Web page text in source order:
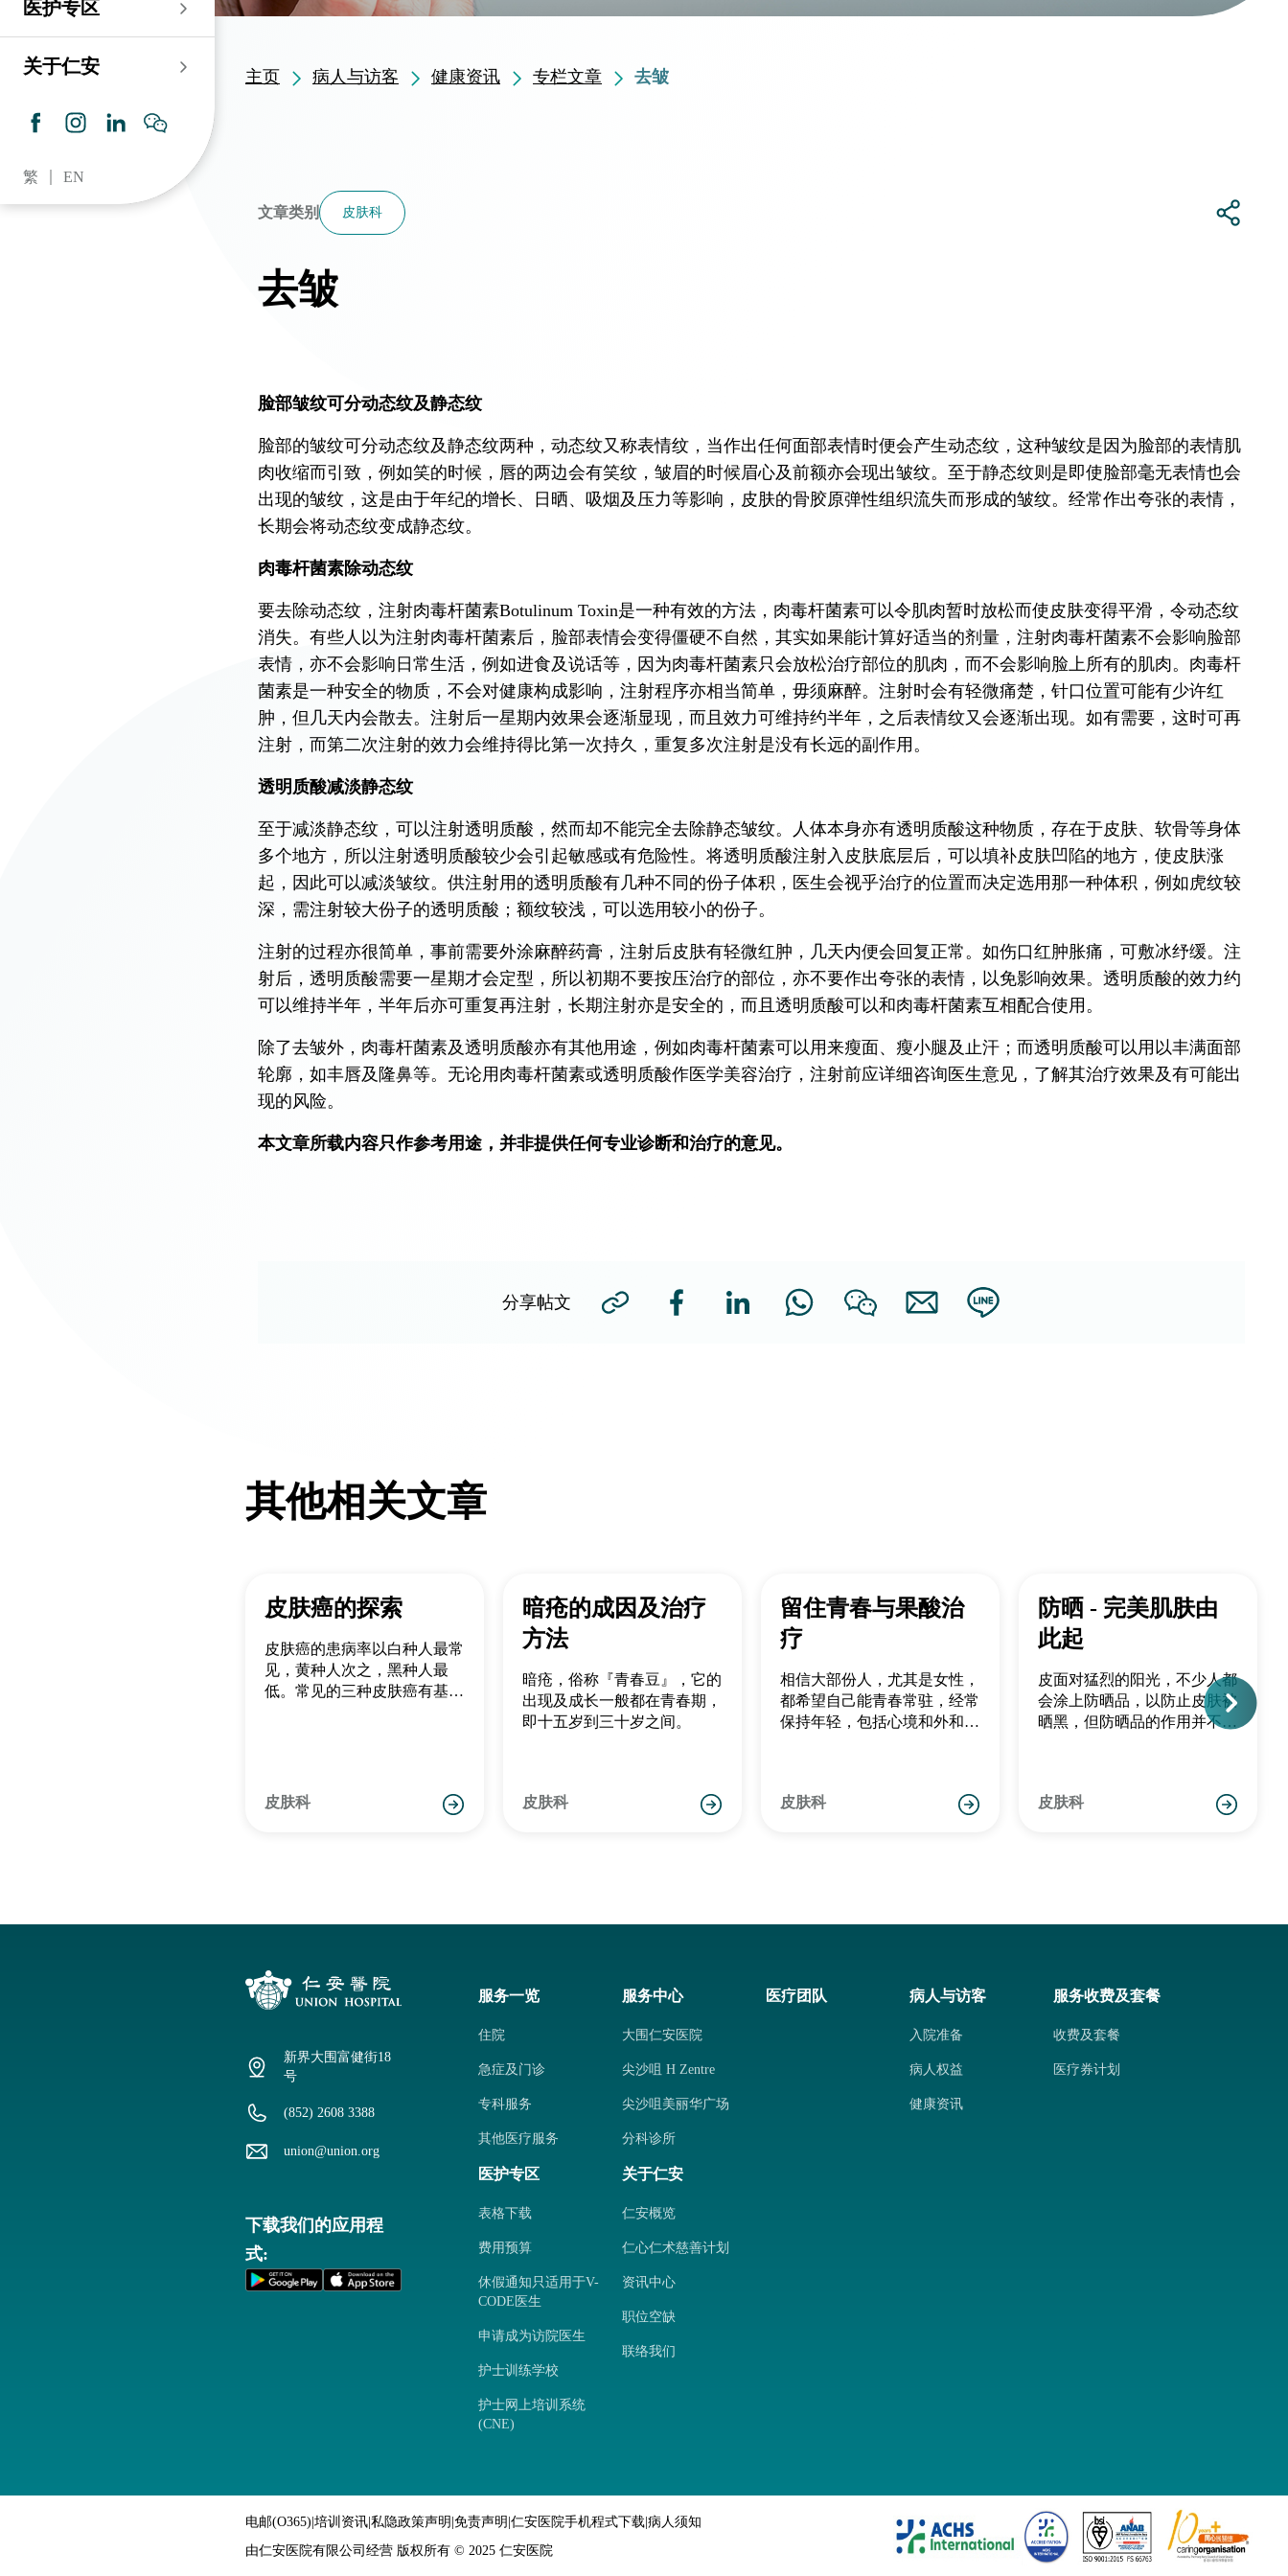
老人科
血液及血液肿瘤科
耳鼻喉科
儿科
心理卫生服务 / 精神科
伤口及造口专科护理服
药房​
内分泌及糖尿专科诊
仁安眼科中心
医护专区
关于仁安
繁 EN
主页 病人与访客 健康资讯 专栏文章 去皱
文章类别 皮肤科
去皱
脸部皱纹可分动态纹及静态纹
脸部的皱纹可分动态纹及静态纹两种，动态纹又称表情纹，当作出任何面部表情时便会产生动态纹，这种皱纹是因为脸部的表情肌
肉收缩而引致，例如笑的时候，唇的两边会有笑纹，皱眉的时候眉心及前额亦会现出皱纹。至于静态纹则是即使脸部毫无表情也会
出现的皱纹，这是由于年纪的增长、日晒、吸烟及压力等影响，皮肤的骨胶原弹性组织流失而形成的皱纹。经常作出夸张的表情，
长期会将动态纹变成静态纹。
肉毒杆菌素除动态纹
要去除动态纹，注射肉毒杆菌素Botulinum Toxin是一种有效的方法，肉毒杆菌素可以令肌肉暂时放松而使皮肤变得平滑，令动态纹
消失。有些人以为注射肉毒杆菌素后，脸部表情会变得僵硬不自然，其实如果能计算好适当的剂量，注射肉毒杆菌素不会影响脸部
表情，亦不会影响日常生活，例如进食及说话等，因为肉毒杆菌素只会放松治疗部位的肌肉，而不会影响脸上所有的肌肉。肉毒杆
菌素是一种安全的物质，不会对健康构成影响，注射程序亦相当简单，毋须麻醉。注射时会有轻微痛楚，针口位置可能有少许红
肿，但几天内会散去。注射后一星期内效果会逐渐显现，而且效力可维持约半年，之后表情纹又会逐渐出现。如有需要，这时可再
注射，而第二次注射的效力会维持得比第一次持久，重复多次注射是没有长远的副作用。
透明质酸减淡静态纹
至于减淡静态纹，可以注射透明质酸，然而却不能完全去除静态皱纹。人体本身亦有透明质酸这种物质，存在于皮肤、软骨等身体
多个地方，所以注射透明质酸较少会引起敏感或有危险性。将透明质酸注射入皮肤底层后，可以填补皮肤凹陷的地方，使皮肤涨
起，因此可以减淡皱纹。供注射用的透明质酸有几种不同的份子体积，医生会视乎治疗的位置而决定选用那一种体积，例如虎纹较
深，需注射较大份子的透明质酸；额纹较浅，可以选用较小的份子。
注射的过程亦很简单，事前需要外涂麻醉药膏，注射后皮肤有轻微红肿，几天内便会回复正常。如伤口红肿胀痛，可敷冰纾缓。注
射后，透明质酸需要一星期才会定型，所以初期不要按压治疗的部位，亦不要作出夸张的表情，以免影响效果。透明质酸的效力约
可以维持半年，半年后亦可重复再注射，长期注射亦是安全的，而且透明质酸可以和肉毒杆菌素互相配合使用。
除了去皱外，肉毒杆菌素及透明质酸亦有其他用途，例如肉毒杆菌素可以用来瘦面、瘦小腿及止汗；而透明质酸可以用以丰满面部
轮廓，如丰唇及隆鼻等。无论用肉毒杆菌素或透明质酸作医学美容治疗，注射前应详细咨询医生意见，了解其治疗效果及有可能出
现的风险。
本文章所载内容只作参考用途，并非提供任何专业诊断和治疗的意见。
分享帖文
其他相关文章
皮肤癌的探索
皮肤癌的患病率以白种人最常
见，黄种人次之，黑种人最
低。常见的三种皮肤癌有基底
皮肤科
暗疮的成因及治疗
方法
暗疮，俗称『青春豆』，它的
出现及成长一般都在青春期，
即十五岁到三十岁之间。
皮肤科
留住青春与果酸治
疗
相信大部份人，尤其是女性，
都希望自己能青春常驻，经常
保持年轻，包括心境和外和外
皮肤科
防晒 - 完美肌肤由
此起
皮面对猛烈的阳光，不少人都
会涂上防晒品，以防止皮肤被
晒黑，但防晒品的作用并不仅
皮肤科
新界大围富健街18
号
(852) 2608 3388
union@union.org
下载我们的应用程
式:
服务一览
住院
急症及门诊
专科服务
其他医疗服务
服务中心
大围仁安医院
尖沙咀 H Zentre
尖沙咀美丽华广场
分科诊所
医疗团队 病人与访客
入院准备
病人权益
健康资讯
服务收费及套餐
收费及套餐
医疗券计划
医护专区
表格下载
费用预算
休假通知只适用于V-
CODE医生
申请成为访院医生
护士训练学校
护士网上培训系统
(CNE)
关于仁安
仁安概览
仁心仁术慈善计划
资讯中心
职位空缺
联络我们
电邮(O365) 培训资讯 私隐政策声明 免责声明 仁安医院手机程式下载 病人须知
由仁安医院有限公司经营 版权所有 © 2025 仁安医院